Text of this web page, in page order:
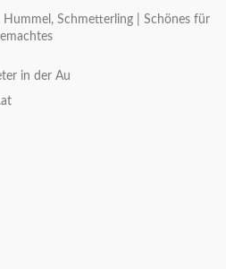
Schmetterling | Schönes für
in der Au